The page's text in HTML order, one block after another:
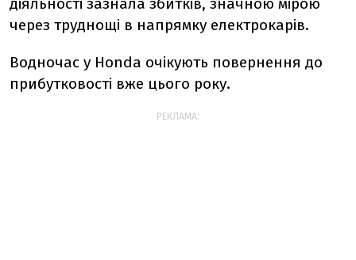
діяльності зазнала збитків, значною мірою
через труднощі в напрямку електрокарів.
Водночас у Honda очікують повернення до
прибутковості вже цього року.
РЕКЛАМА: